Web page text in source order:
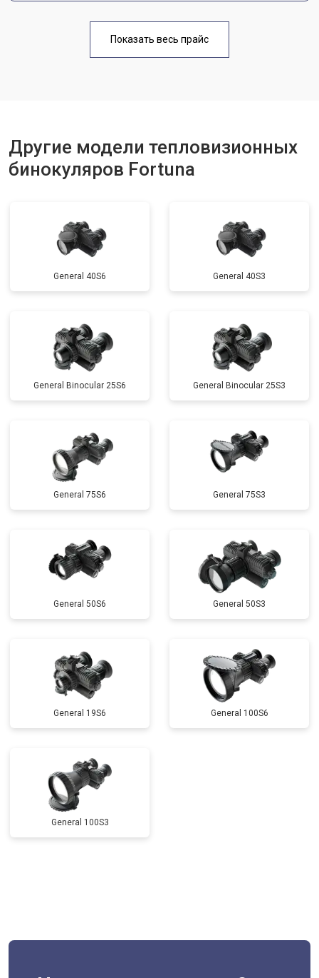
Показать весь прайс
Другие модели тепловизионных
бинокуляров Fortuna
General 40S6 General 40S3
General Binocular 25S6 General Binocular 25S3
General 75S6 General 75S3
General 50S6 General 50S3
General 19S6 General 100S6
General 100S3